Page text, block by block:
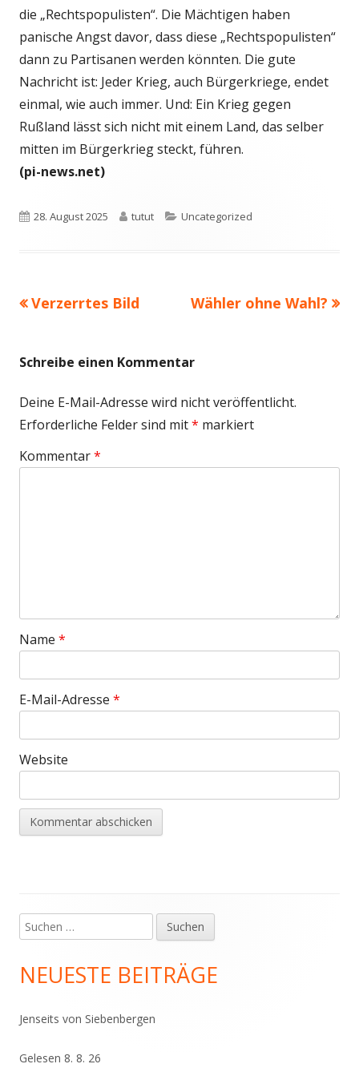
die „Rechtspopulisten“. Die Mächtigen haben
panische Angst davor, dass diese „Rechtspopulisten“
dann zu Partisanen werden könnten. Die gute
Nachricht ist: Jeder Krieg, auch Bürgerkriege, endet
einmal, wie auch immer. Und: Ein Krieg gegen
Rußland lässt sich nicht mit einem Land, das selber
mitten im Bürgerkrieg steckt, führen.
(pi-news.net)
Veröffentlicht
28. August 2025 Autor
tutut Kategorien
Uncategorized
Beitragsnavigation
Vorheriger
Verzerrtes Bild
Nächster
Wähler ohne Wahl?
Schreibe einen Kommentar
Deine E-Mail-Adresse wird nicht veröffentlicht.
Erforderliche Felder sind mit* markiert
Kommentar*
Name *
E-Mail-Adresse *
Website
Haupt-
Seitenleiste
Suchen
nach:
NEUESTE BEITRÄGE
Jenseits von Siebenbergen
Gelesen 8. 8. 26